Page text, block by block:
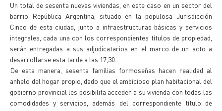
Un total de sesenta nuevas viviendas, en este caso en un sector del
barrio República Argentina, situado en la populosa Jurisdicción
Cinco de esta ciudad, junto a infraestructuras básicas y servicios
integrales, cada una con los correspondientes títulos de propiedad,
serán entregadas a sus adjudicatarios en el marco de un acto a
desarrollarse esta tarde a las 17,30.
De esta manera, sesenta familias formoseñas hacen realidad al
anhelo del hogar propio, dado que el ambicioso plan habitacional del
gobierno provincial les posibilita acceder a su vivienda con todas las
comodidades y servicios, además del correspondiente título de